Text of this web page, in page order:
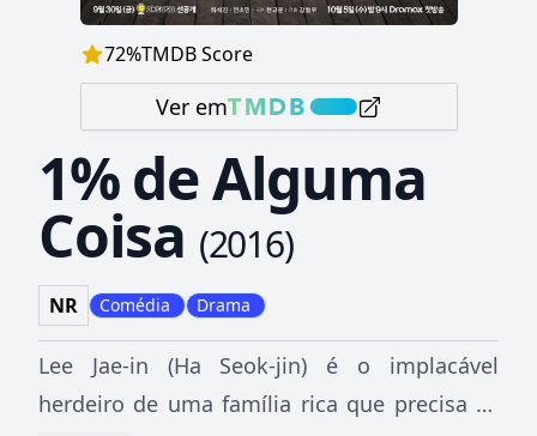
72%TMDB Score
Ver em
1% de Alguma
Coisa (2016)
NR Comédia Drama
Lee Jae-in (Ha Seok-jin) é o implacável
herdeiro de uma família rica que precisa se